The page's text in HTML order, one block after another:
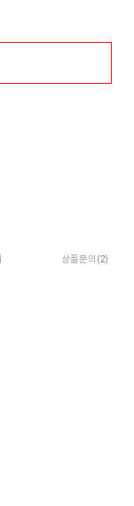
상품문의 (2)